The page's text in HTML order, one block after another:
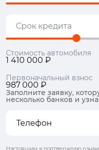
Срок кредита
Стоимость автомобиля
1 410 000 ₽
Первоначальный взнос
987 000 ₽
Заполните заявку,
несколько банков и
Настоящим я подтверждаю